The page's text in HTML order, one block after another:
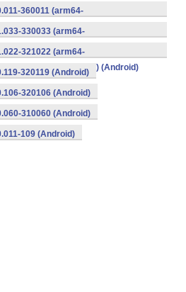
(Android)
360011 (arm64-
(Android)
330033 (arm64-
(Android)
321022 (arm64-
(Android)
320119 (Android)
320106 (Android)
310060 (Android)
109 (Android)